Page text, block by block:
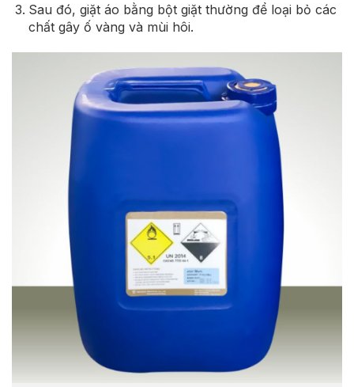
Sau đó, giặt áo bằng bột giặt thường để loại bỏ các
chất gây ố vàng và mùi hôi.